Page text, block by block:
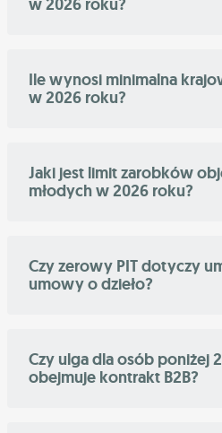
w 2026 roku?
Ile wynosi minimalna
w 2026 roku?
Jaki jest limit zarobków
młodych w 2026 roku?
Czy zerowy PIT dotyczy
umowy o dzieło?
Czy ulga dla osób poniżej
obejmuje kontrakt B2B?